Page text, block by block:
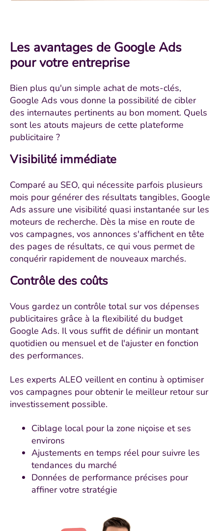
Les avantages de Google Ads
pour votre entreprise
Bien plus qu'un simple achat de mots-clés,
Google Ads vous donne la possibilité de cibler
des internautes pertinents au bon moment. Quels
sont les atouts majeurs de cette plateforme
publicitaire ?
Visibilité immédiate
Comparé au SEO, qui nécessite parfois plusieurs
mois pour générer des résultats tangibles, Google
Ads assure une visibilité quasi instantanée sur les
moteurs de recherche. Dès la mise en route de
vos campagnes, vos annonces s'affichent en tête
des pages de résultats, ce qui vous permet de
conquérir rapidement de nouveaux marchés.
Contrôle des coûts
Vous gardez un contrôle total sur vos dépenses
publicitaires grâce à la flexibilité du budget
Google Ads. Il vous suffit de définir un montant
quotidien ou mensuel et de l'ajuster en fonction
des performances.
Les experts ALEO veillent en continu à optimiser
vos campagnes pour obtenir le meilleur retour sur
investissement possible.
Ciblage local pour la zone niçoise et ses
environs
Ajustements en temps réel pour suivre les
tendances du marché
Données de performance précises pour
affiner votre stratégie